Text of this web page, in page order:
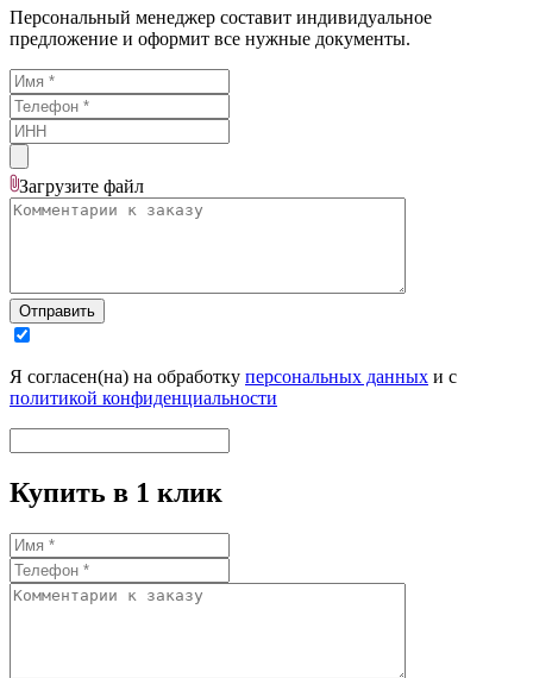
Персональный менеджер составит индивидуальное
предложение и оформит все нужные документы.
Загрузите файл
Отправить
Я согласен(на) на обработку персональных данных и с
политикой конфиденциальности
Купить в 1 клик